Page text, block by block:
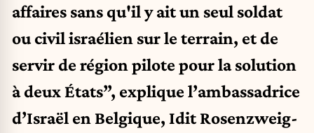
affaires sans qu'il y ait un seul soldat
ou civil israélien sur le terrain, et de
servir de région pilote pour la solution
à deux États”, explique l’ambassadrice
d’Israël en Belgique, Idit Rosenzweig-